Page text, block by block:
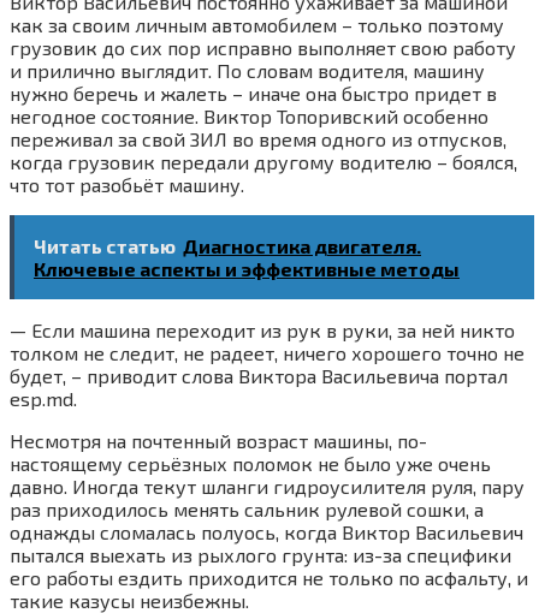
как за своим личным автомобилем – только поэтому
грузовик до сих пор исправно выполняет свою работу
и прилично выглядит. По словам водителя, машину
нужно беречь и жалеть – иначе она быстро придет в
негодное состояние. Виктор Топоривский особенно
переживал за свой ЗИЛ во время одного из отпусков,
когда грузовик передали другому водителю – боялся,
что тот разобьёт машину.
Читать статью Диагностика двигателя.
Ключевые аспекты и эффективные методы
— Если машина переходит из рук в руки, за ней никто
толком не следит, не радеет, ничего хорошего точно не
будет, – приводит слова Виктора Васильевича портал
esp.md.
Несмотря на почтенный возраст машины, по-
настоящему серьёзных поломок не было уже очень
давно. Иногда текут шланги гидроусилителя руля, пару
раз приходилось менять сальник рулевой сошки, а
однажды сломалась полуось, когда Виктор Васильевич
пытался выехать из рыхлого грунта: из-за специфики
его работы ездить приходится не только по асфальту, и
такие казусы неизбежны.